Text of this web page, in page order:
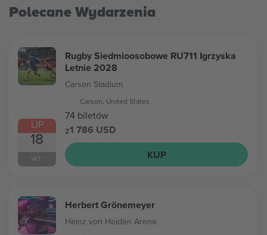
Polecane Wydarzenia
LIP
18
WT.
Rugby Siedmioosobowe RU711 Igrzyska
Letnie 2028
Carson Stadium
Carson, United States
74 biletów
z1 786 USD
KUP
Herbert Grönemeyer
Heinz von Heiden Arena